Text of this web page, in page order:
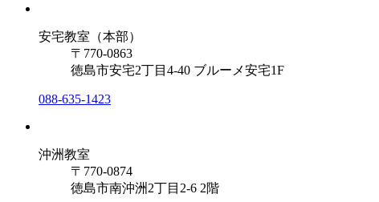
安宅教室（本部）
〒770-0863
徳島市安宅2丁目4-40 ブルーメ安宅1F
088-635-1423
沖洲教室
〒770-0874
徳島市南沖洲2丁目2-6 2階